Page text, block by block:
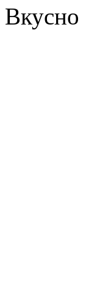
Вкусно